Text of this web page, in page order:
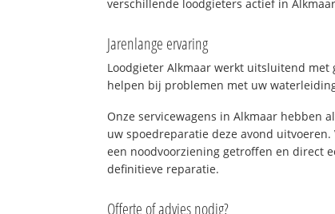
verschillende loodgieters actief in
Jarenlange ervaring
Loodgieter Alkmaar werkt uitsluitend met
helpen bij problemen met uw
Onze servicewagens in Alkmaar hebben
uw spoedreparatie deze avond
een noodvoorziening getroffen en direct
definitieve reparatie.
Offerte of advies nodig?